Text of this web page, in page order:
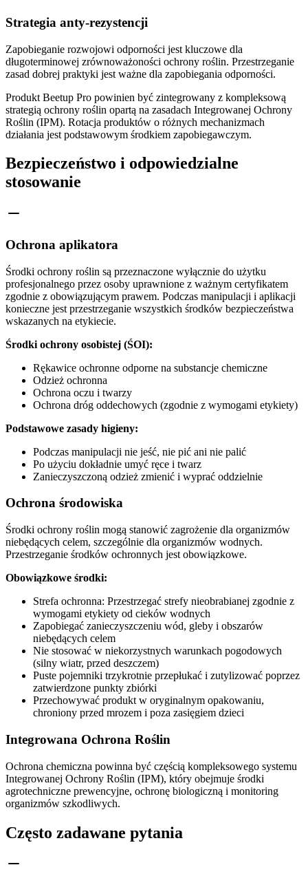
Strategia anty-rezystencji
Zapobieganie rozwojowi odporności jest kluczowe dla
długoterminowej zrównoważoności ochrony roślin. Przestrzeganie
zasad dobrej praktyki jest ważne dla zapobiegania odporności.
Produkt Beetup Pro powinien być zintegrowany z kompleksową
strategią ochrony roślin opartą na zasadach Integrowanej Ochrony
Roślin (IPM). Rotacja produktów o różnych mechanizmach
działania jest podstawowym środkiem zapobiegawczym.
Bezpieczeństwo i odpowiedzialne
stosowanie
Ochrona aplikatora
Środki ochrony roślin są przeznaczone wyłącznie do użytku
profesjonalnego przez osoby uprawnione z ważnym certyfikatem
zgodnie z obowiązującym prawem. Podczas manipulacji i aplikacji
konieczne jest przestrzeganie wszystkich środków bezpieczeństwa
wskazanych na etykiecie.
Środki ochrony osobistej (ŚOI):
Rękawice ochronne odporne na substancje chemiczne
Odzież ochronna
Ochrona oczu i twarzy
Ochrona dróg oddechowych (zgodnie z wymogami etykiety)
Podstawowe zasady higieny:
Podczas manipulacji nie jeść, nie pić ani nie palić
Po użyciu dokładnie umyć ręce i twarz
Zanieczyszczoną odzież zmienić i wyprać oddzielnie
Ochrona środowiska
Środki ochrony roślin mogą stanowić zagrożenie dla organizmów
niebędących celem, szczególnie dla organizmów wodnych.
Przestrzeganie środków ochronnych jest obowiązkowe.
Obowiązkowe środki:
Strefa ochronna: Przestrzegać strefy nieobrabianej zgodnie z
wymogami etykiety od cieków wodnych
Zapobiegać zanieczyszczeniu wód, gleby i obszarów
niebędących celem
Nie stosować w niekorzystnych warunkach pogodowych
(silny wiatr, przed deszczem)
Puste pojemniki trzykrotnie przepłukać i zutylizować poprzez
zatwierdzone punkty zbiórki
Przechowywać produkt w oryginalnym opakowaniu,
chroniony przed mrozem i poza zasięgiem dzieci
Integrowana Ochrona Roślin
Ochrona chemiczna powinna być częścią kompleksowego systemu
Integrowanej Ochrony Roślin (IPM), który obejmuje środki
agrotechniczne prewencyjne, ochronę biologiczną i monitoring
organizmów szkodliwych.
Często zadawane pytania